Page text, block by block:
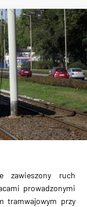
zawieszony ruch
prowadzonymi
tramwajowym przy